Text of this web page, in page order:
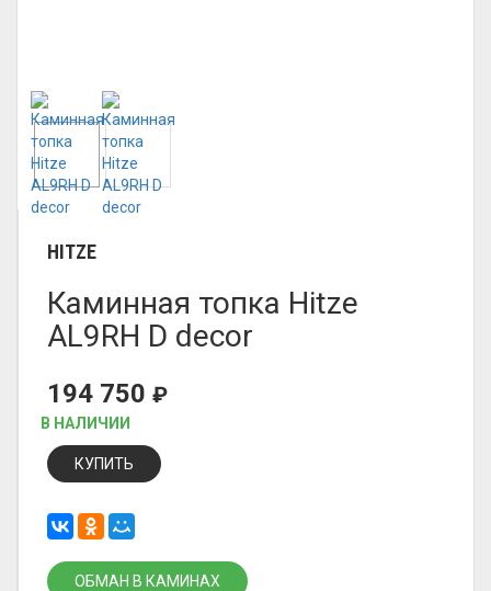
HITZE
Каминная топка Hitze
AL9RH D decor
194 750 ₽
В НАЛИЧИИ
КУПИТЬ
ОБМАН В КАМИНАХ